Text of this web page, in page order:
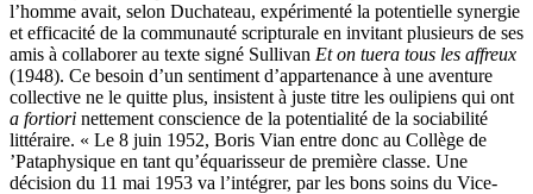
l’homme avait, selon Duchateau, expérimenté la potentielle synergie
et efficacité de la communauté scripturale en invitant plusieurs de ses
amis à collaborer au texte signé Sullivan Et on tuera tous les affreux
(1948). Ce besoin d’un sentiment d’appartenance à une aventure
collective ne le quitte plus, insistent à juste titre les oulipiens qui ont
a fortiori nettement conscience de la potentialité de la sociabilité
littéraire. « Le 8 juin 1952, Boris Vian entre donc au Collège de
’Pataphysique en tant qu’équarisseur de première classe. Une
décision du 11 mai 1953 va l’intégrer, par les bons soins du Vice-